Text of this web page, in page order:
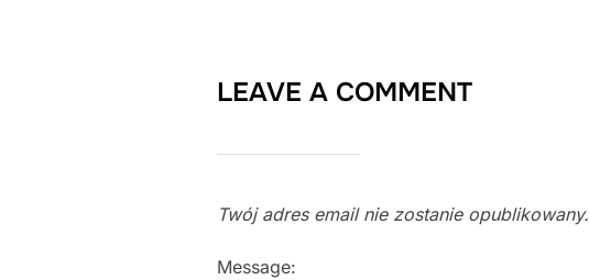
LEAVE A COMMENT
Twój adres email nie zostanie opublikowany.
Message: